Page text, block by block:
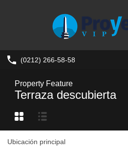
(0212) 266-58-58
Property Feature
Terraza descubierta
Ubicación principal